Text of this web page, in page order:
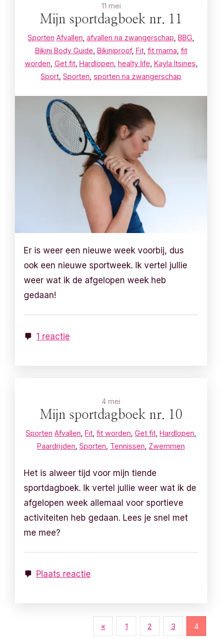
11 mei
Mijn sportdagboek nr. 11
Sporten Afvallen afvallen na zwangerschap BBG
Bikini Body Guide Bikiniproof, Fit, fit mama fit
worden Get fit, Hardlopen healty life Kayla Itsines
Sport Sporten sporten na zwangerschap
Er is weer een nieuwe week voorbij, dus
ook een nieuwe sportweek. Ik vertel jullie
weer wat ik de afgelopen week heb
gedaan!
1 reactie
4 mei
Mijn sportdagboek nr. 10
Sporten Afvallen Fit fit worden Get fit Hardlopen
Paardrijden Sporten Tennissen Zwemmen
Het is alweer tijd voor mijn tiende
sportdagboek. Ik vertel jullie weer wat ik de
afgelopen week allemaal voor sportieve
activiteiten heb gedaan. Lees je snel met
me mee?
Plaats reactie
« 1 2 3 4